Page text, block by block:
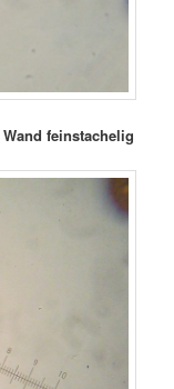
feinstachelig